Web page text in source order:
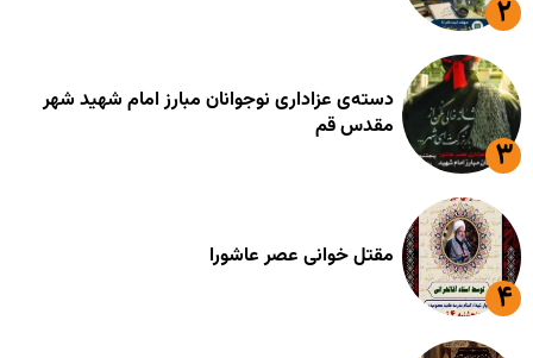
دسته‌ی عزاداری نوجوانان مبارز امام شهید شهر
مقدس قم
مقتل خوانی عصر عاشورا